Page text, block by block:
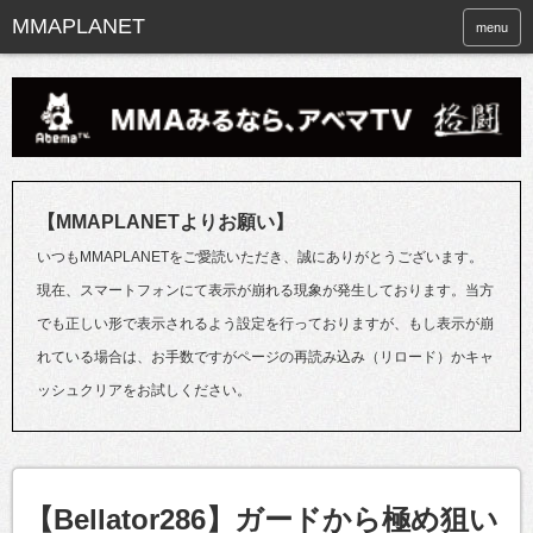
menu
【MMAPLANETよりお願い】
いつもMMAPLANETをご愛読いただき、誠にありがとうございます。
現在、スマートフォンにて表示が崩れる現象が発生しております。当方
でも正しい形で表示されるよう設定を行っておりますが、もし表示が崩
れている場合は、お手数ですがページの再読み込み（リロード）かキャ
ッシュクリアをお試しください。
【Bellator286】ガードから極め狙い